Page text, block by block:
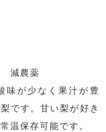
減農薬
味が少なく果汁が豊
です。甘い梨が好き
温保存可能です。